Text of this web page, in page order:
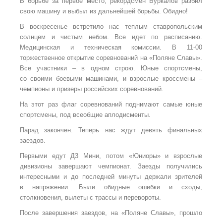
свою машину и выбыл из дальнейшей борьбы. Обидно!
В воскресенье встретило нас теплым ставропольским
солнцем и чистым небом. Все
идет по
расписанию.
Медицинская и техническая комиссии. В
11-00
торжественное открытие соревнований на «Поляне Славы».
Все
участники – в
одном строю. Юные спортсмены,
со своими боевыми машинами, и взрослые кроссмены –
чемпионы и призеры российских соревнований.
На этот раз флаг соревнований поднимают самые юные
спортсмены, под всеобщие аплодисменты.
Парад закончен. Теперь нас ждут девять финальных
заездов.
Первыми едут Д3
Мини, потом «Юниоры» и взрослые
дивизионы завершают чемпионат. Заезды получились
интересными и до последней минуты держали зрителей
в
напряжении. Были обидные ошибки и сходы,
столкновения, вылеты с трассы и перевороты.
После завершения заездов, на «Поляне Славы», прошло